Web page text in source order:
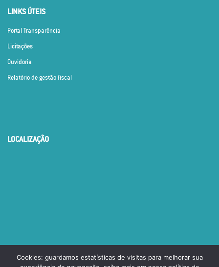
LINKS ÚTEIS
Portal Transparência
Licitações
Ouvidoria
Relatório de gestão fiscal
LOCALIZAÇÃO
Cookies: guardamos estatísticas de visitas para melhorar sua